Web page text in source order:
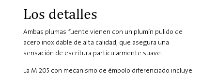
Los detalles
Ambas plumas fuente vienen con un plumín pulido de
acero inoxidable de alta calidad, que asegura una
sensación de escritura particularmente suave.
La M 205 con mecanismo de émbolo diferenciado incluye